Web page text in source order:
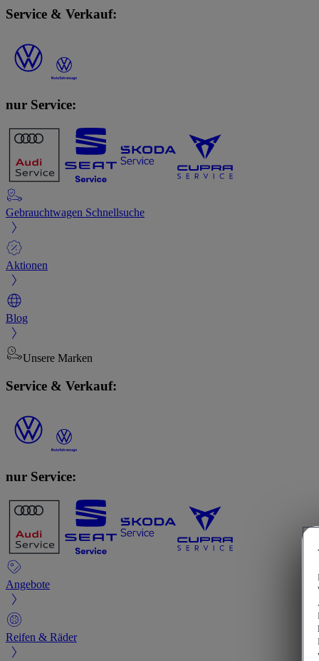
Service & Verkauf:
nur Service:
Gebrauchtwagen Schnellsuche
Aktionen
Blog
Unsere Marken
Service & Verkauf:
nur Service:
Angebote
Reifen & Räder